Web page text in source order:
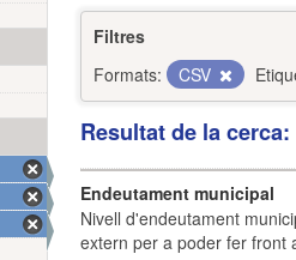
Filtres
Formats:
CSV
Resultat de la
Endeutament municipal
Nivell d'endeutament
extern per a poder fer front